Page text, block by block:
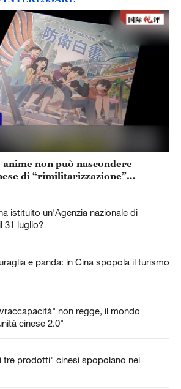
non può nascondere
di “rimilitarizzazione”
istituito un'Agenzia nazionale di
31 luglio?
e panda: in Cina spopola il turismo
non regge, il mondo
cinese 2.0"
tre prodotti" cinesi spopolano nel